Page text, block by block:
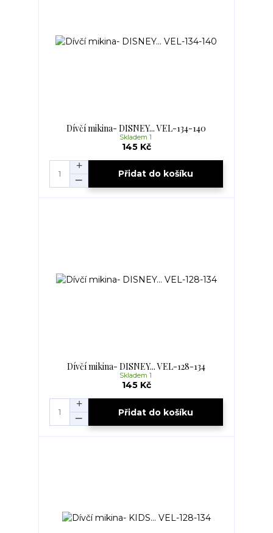
Dívčí mikina- DISNEY... VEL-134-140
145 Kč
Skladem 1
Přidat do košíku
Dívčí mikina- DISNEY... VEL-128-134
145 Kč
Skladem 1
Přidat do košíku